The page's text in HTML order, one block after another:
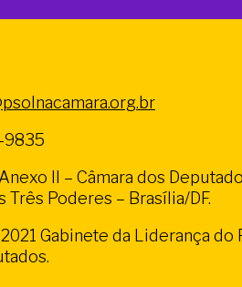
9835
II – Câmara dos
Três Poderes – Brasília/DF.
Gabinete da Liderança do